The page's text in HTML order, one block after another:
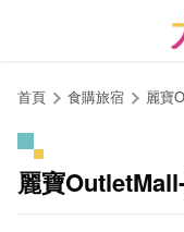
首頁 食購旅宿 麗寶
麗寶